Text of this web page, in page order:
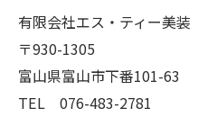
有限会社エス・ティー美装
〒930-1305
富山県富山市下番101-63
TEL 076-483-2781